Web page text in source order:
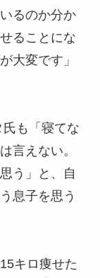
るのか分か
ることにな
大変です」
も「寝てな
言えない。
う」と、自
息子を思う
キロ痩せた